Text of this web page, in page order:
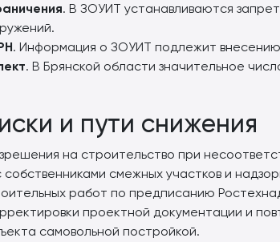
. В ЗОУИТ устанавливаются
. Информация о ЗОУИТ подлежит
. В Брянской области значительное
и пути снижения
на строительство при
смежных участков и
работ по предписанию
проектной документации и
самовольной постройкой.